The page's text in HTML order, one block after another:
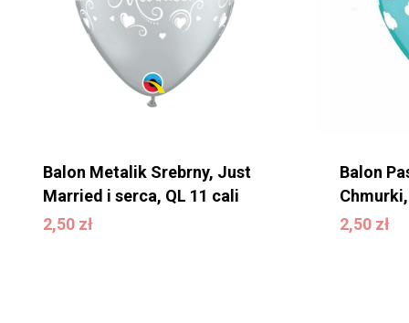
Balon Metalik Srebrny, Just
Married i serca, QL 11 cali
2,50 zł
2,50
Balon
2,50 zł
2,50